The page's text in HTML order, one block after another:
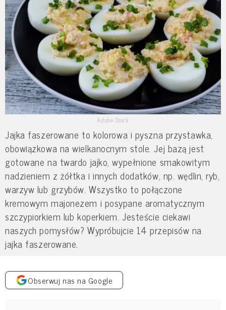
Adobe Stock
Jajka faszerowane to kolorowa i pyszna przystawka,
obowiązkowa na wielkanocnym stole. Jej bazą jest
gotowane na twardo jajko, wypełnione smakowitym
nadzieniem z żółtka i innych dodatków, np. wędlin, ryb,
warzyw lub grzybów. Wszystko to połączone
kremowym majonezem i posypane aromatycznym
szczypiorkiem lub koperkiem. Jesteście ciekawi
naszych pomysłów? Wypróbujcie 14 przepisów na
jajka faszerowane.
Obserwuj nas na Google